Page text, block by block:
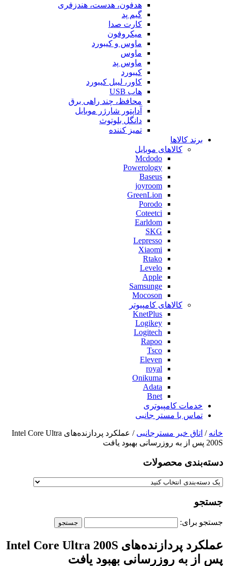
هدفون، هدست، هندزفری
گیم پد
کارت صدا
میکروفون
ماوس و کیبورد
ماوس
ماوس پد
کیبورد
کاور، لیبل کیبورد
هاب USB
محافظ، چند راهی برق
آداپتور شارژر موبایل
دانگل بلوتوث
تمیز کننده
برند کالاها
کالاهای موبایل
Mcdodo
Powerology
Baseus
joyroom
GreenLion
Porodo
Coteetci
Earldom
SKG
Lepresso
Xiaomi
Rtako
Levelo
Apple
Samsunge
Mocoson
کالاهای کامپیوتر
KnetPlus
Logikey
Logitech
Rapoo
Tsco
Eleven
royal
Onikuma
Adata
Bnet
خدمات کامپیوتری
تماس با مستر جانبی
خانه / اتاق خبر مسترجانبی
/ عملکرد پردازنده‌های Intel Core Ultra
200S پس از به روزرسانی بهبود یافت
دسته‌بندی‌ محصولات
جستجو
جستجو برای:
عملکرد پردازنده‌های Intel Core Ultra 200S
پس از به روزرسانی بهبود یافت